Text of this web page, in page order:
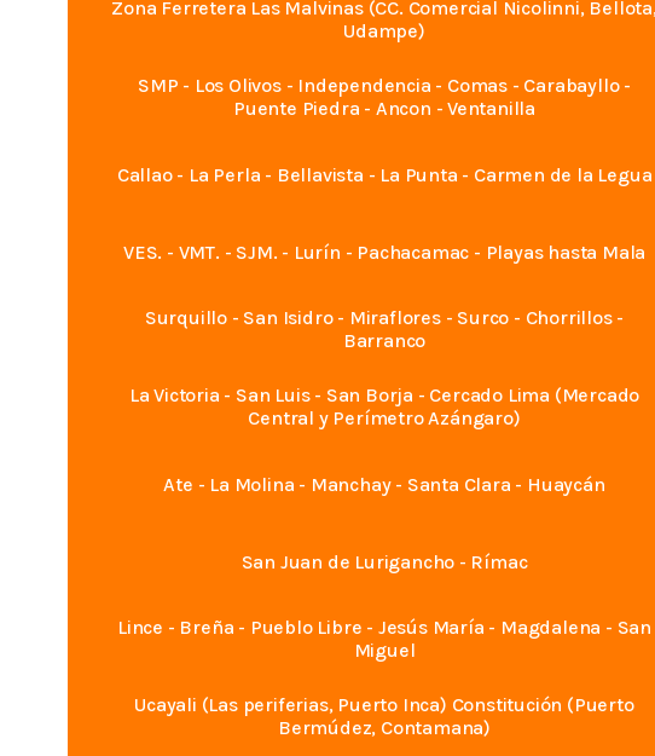
Zona Ferretera Las Malvinas (CC. Comercial Nicolinni,
Udampe)
SMP - Los Olivos - Independencia - Comas - Carabayllo -
Puente Piedra - Ancon - Ventanilla
Callao - La Perla - Bellavista - La Punta - Carmen de la Legua
VES. - VMT. - SJM. - Lurín - Pachacamac - Playas hasta Mala
Surquillo - San Isidro - Miraflores - Surco - Chorrillos -
Barranco
La Victoria - San Luis - San Borja - Cercado Lima (Mercado
Central y Perímetro Azángaro)
Ate - La Molina - Manchay - Santa Clara - Huaycán
San Juan de Lurigancho - Rímac
Lince - Breña - Pueblo Libre - Jesús María - Magdalena - San
Miguel
Ucayali (Las periferias, Puerto Inca) Constitución (Puerto
Bermúdez, Contamana)